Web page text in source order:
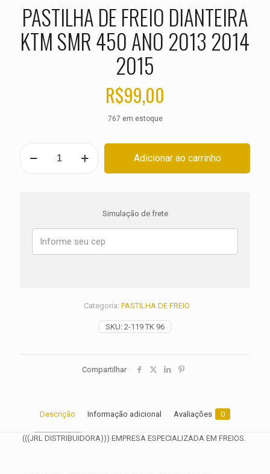
PASTILHA DE FREIO DIANTEIRA
KTM SMR 450 ANO 2013 2014
2015
R$99,00
767 em estoque
ANO
2014
Adicionar ao carrinho
Simulação de frete
SKU: 2-119 TK 96
Categoria: PASTILHA DE FREIO
Compartilhar
Descrição Informação adicional Avaliações 0
(((JRL DISTRIBUIDORA))) EMPRESA ESPECIALIZADA EM FREIOS.